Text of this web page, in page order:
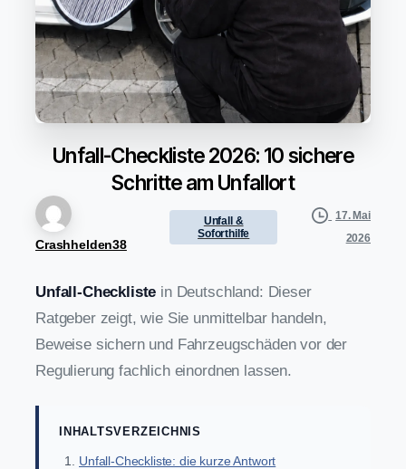
Unfall-Checkliste 2026: 10sichere
Schritteam Unfallort
Crashhelden38
Unfall &
Soforthilfe
17. Mai
2026
Unfall-Checkliste in Deutschland: Dieser
Ratgeber zeigt, wie Sie unmittelbar handeln,
Beweise sichern und Fahrzeugschäden vor der
Regulierung fachlich einordnen lassen.
INHALTSVERZEICHNIS
Unfall-Checkliste: die kurze Antwort